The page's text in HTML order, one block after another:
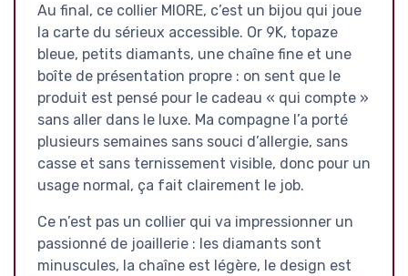
Au final, ce collier MIORE, c’est un bijou qui joue
la carte du sérieux accessible. Or 9K, topaze
bleue, petits diamants, une chaîne fine et une
boîte de présentation propre : on sent que le
produit est pensé pour le cadeau « qui compte »
sans aller dans le luxe. Ma compagne l’a porté
plusieurs semaines sans souci d’allergie, sans
casse et sans ternissement visible, donc pour un
usage normal, ça fait clairement le job.
Ce n’est pas un collier qui va impressionner un
passionné de joaillerie : les diamants sont
minuscules, la chaîne est légère, le design est